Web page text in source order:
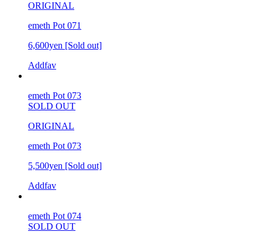
ORIGINAL
emeth Pot 071
6,600yen [Sold out]
Addfav
emeth Pot 073
SOLD OUT
ORIGINAL
emeth Pot 073
5,500yen [Sold out]
Addfav
emeth Pot 074
SOLD OUT